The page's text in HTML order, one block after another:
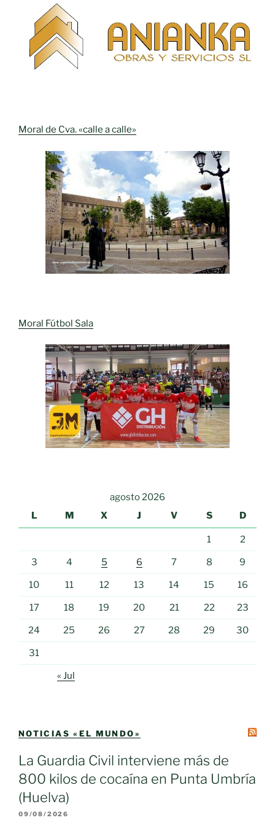
Moral de Cva. «calle a calle»
Moral Fútbol Sala
agosto 2026
L
M X J V S D
1 2
3 4 5 6 7 8 9
10 11 12 13 14 15 16
17 18 19 20 21 22 23
24 25 26 27 28 29 30
31
« Jul
NOTICIAS «EL MUNDO»
La Guardia Civil interviene más de
800 kilos de cocaína en Punta Umbría
(Huelva)
09/08/2026